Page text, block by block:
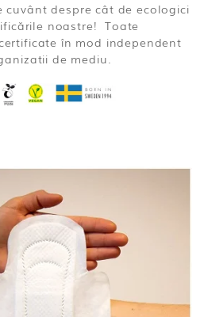
cuvânt despre cât de ecologici
noastre! Toate
în mod independent
de mediu.